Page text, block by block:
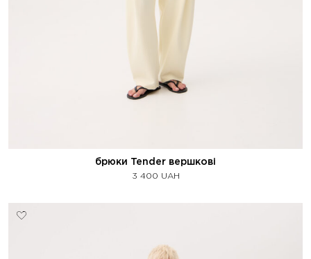
брюки Tender вершкові
3 400 UAH